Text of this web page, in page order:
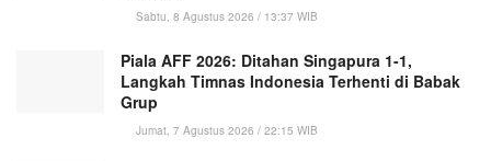
Sabtu, 8 Agustus 2026 / 13:37 WIB
Piala AFF 2026: Ditahan Singapura 1-1,
Langkah Timnas Indonesia Terhenti di Babak
Grup
Jumat, 7 Agustus 2026 / 22:15 WIB